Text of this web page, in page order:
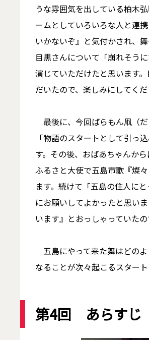
うな雰囲気を出している柏木
ームとしていろいろな人と連
いかないぞ』と気付かされ、
目黒さんについて「崩れそう
演じていただけたと思います
だいたので、楽しみにしてく
最後に、今回ばらもん凧（
「物語のスタートとして引っ
す。その後、おばあちゃんか
ふるさと大使で五島市歌『燦
ます。続けて「五島の住人に
にお願いしてよかったと思い
います』とおっしゃっていた
五島にやって来た舞はどの
なることが次々起こるスター
第4回 あらすじ